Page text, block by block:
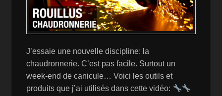
J’essaie une nouvelle discipline: la
chaudronnerie. C’est pas facile. Surtout un
week-end de canicule… Voici les outils et
produits que j’ai utilisés dans cette vidéo: